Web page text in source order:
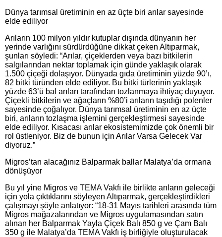
Dünya tarımsal üretiminin en az üçte biri arılar sayesinde
elde ediliyor
Arıların 100 milyon yıldır kutuplar dışında dünyanın her
yerinde varlığını sürdürdüğüne dikkat çeken Altıparmak,
şunları söyledi: “Arılar, çiçeklerden veya bazı bitkilerin
salgılarından nektar toplamak için günde yaklaşık olarak
1.500 çiçeği dolaşıyor. Dünyada gıda üretiminin yüzde 90’ı,
82 bitki türünden elde ediliyor. Bu bitki türlerinin yaklaşık
yüzde 63’ü bal arıları tarafından tozlanmaya ihtiyaç duyuyor.
Çiçekli bitkilerin ve ağaçların %80’i arıların taşıdığı polenler
sayesinde çoğalıyor. Dünya tarımsal üretiminin en az üçte
biri, arıların tozlaşma işlemini gerçekleştirmesi sayesinde
elde ediliyor. Kısacası arılar ekosistemimizde çok önemli bir
rol üstleniyor. Biz de bunun için Arılar Varsa Gelecek Var
diyoruz.”
Migros’tan alacağınız Balparmak ballar Malatya’da ormana
dönüşüyor
Bu yıl yine Migros ve TEMA Vakfı ile birlikte arıların geleceği
için yola çıktıklarını söyleyen Altıparmak, gerçekleştirdikleri
çalışmayı şöyle anlatıyor: “18-31 Mayıs tarihleri arasında tüm
Migros mağazalarından ve Migros uygulamasından satın
alınan her Balparmak Yayla Çiçek Balı 850 g ve Çam Balı
350 g ile Malatya’da TEMA Vakfı iş birliğiyle oluşturulacak